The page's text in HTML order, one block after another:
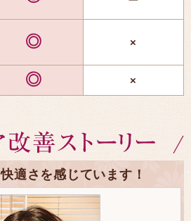
◎ ×
◎ ×
適さを感じています！